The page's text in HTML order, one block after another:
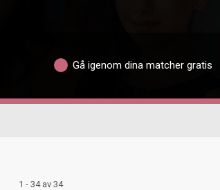
Gå igenom dina matcher gratis
1 - 34 av 34